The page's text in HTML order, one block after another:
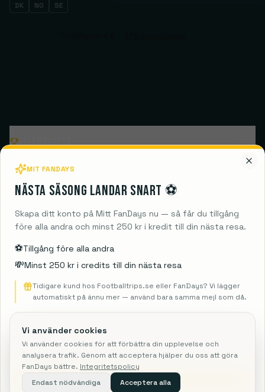
DK NO SE
Ligamatcher
Populära klubbar
Destinationer
Guides
FanDays ApS
Rosendal 1C, 2860 Søborg
CVR: 41967218
Rejsegarantifonden: 3350
MIT FANDAYS
Nästa säsong landar snart ⚽️
Skapa ditt konto på Mitt FanDays nu — så får du tillgång
före alla andra och minst 250 kr i kredit till din nästa resa.
⚽️Tillgång före alla andra
💸Minst 250 kr i credits till din nästa resa
Tidigare kund hos Footballtrips.se eller FanDays? Vi lägger
automatiskt på ännu mer — använd bara samma mejl som då.
Skicka mig info
Vi använder cookies
Vi använder cookies för att förbättra din upplevelse och
analysera trafik. Genom att acceptera hjälper du oss att göra
FanDays bättre. Integritetspolicy
Endast nödvändiga
Acceptera alla